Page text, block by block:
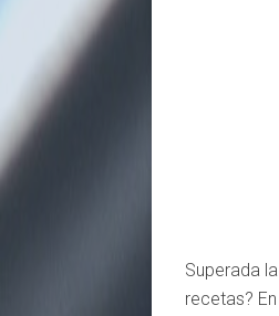
Superada
recetas?